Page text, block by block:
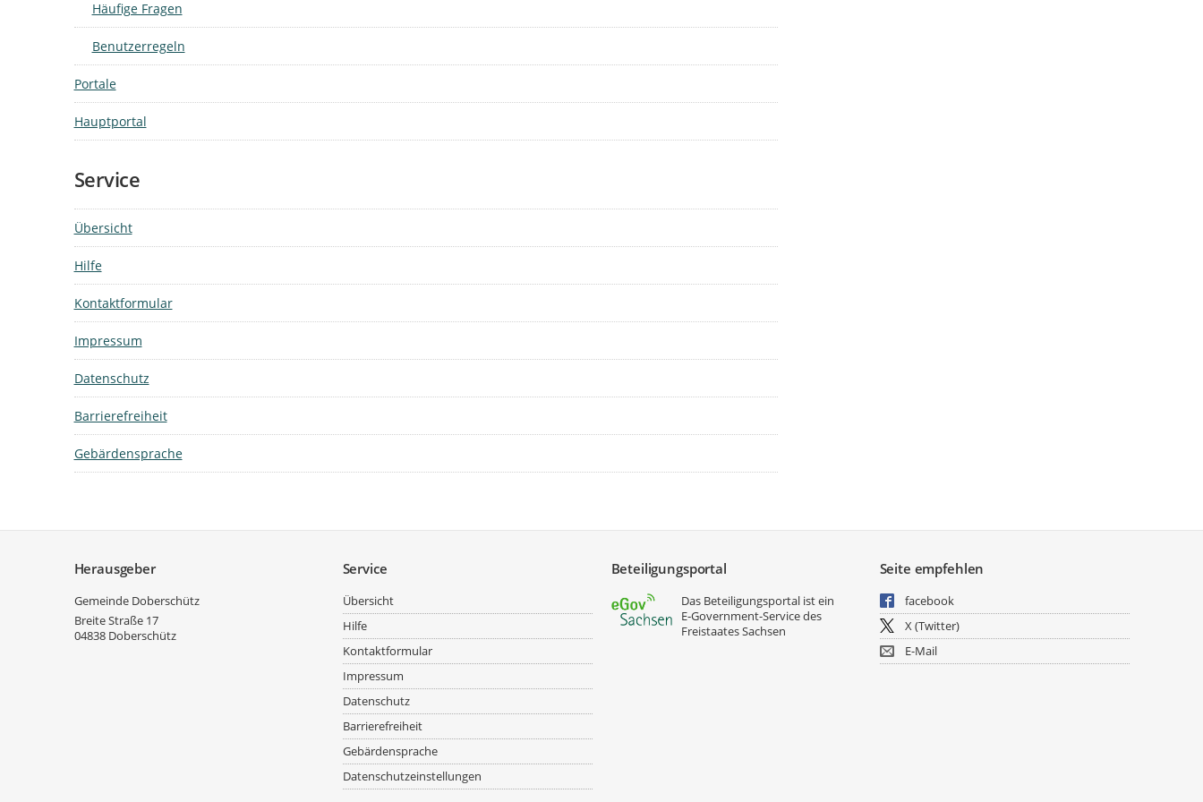
Häufige Fragen
Benutzerregeln
Portale
Hauptportal
Service
Übersicht
Hilfe
Kontaktformular
Impressum
Datenschutz
Barrierefreiheit
Gebärdensprache
Herausgeber
Gemeinde Doberschütz
Breite Straße 17
04838 Doberschütz
Service
Übersicht
Hilfe
Kontaktformular
Impressum
Datenschutz
Barrierefreiheit
Gebärdensprache
Datenschutzeinstellungen
Beteiligungsportal
Das Beteiligungsportal ist ein
E‑Government-Service des
Freistaates Sachsen
Seite empfehlen
facebook
X (Twitter)
E-Mail